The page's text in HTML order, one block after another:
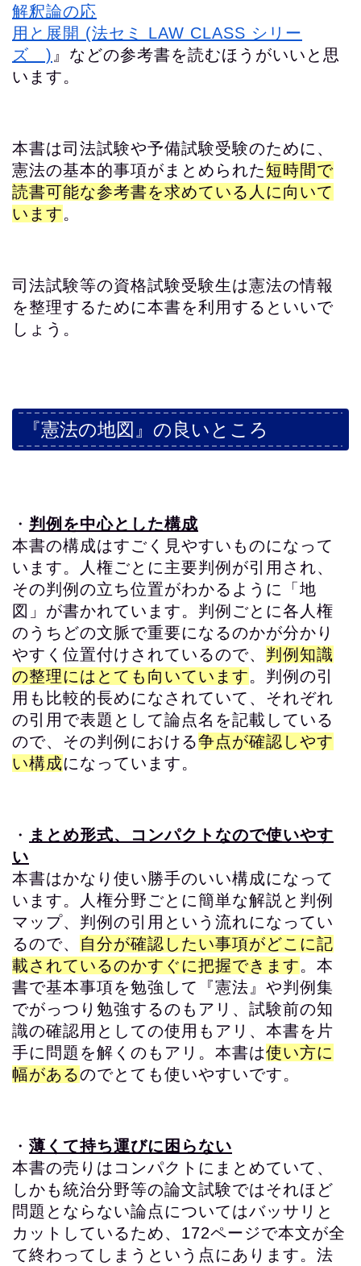
解釈論の応
用と展開 (法セミ LAW CLASS シリー
ズ ) 』などの参考書を読むほうがいいと思
います。
本書は司法試験や予備試験受験のために、
憲法の基本的事項がまとめられた短時間で
読書可能な参考書を求めている人に向いて
います。
司法試験等の資格試験受験生は憲法の情報
を整理するために本書を利用するといいで
しょう。
『憲法の地図』の良いところ
・ 判例を中心とした構成
本書の構成はすごく見やすいものになって
います。人権ごとに主要判例が引用され、
その判例の立ち位置がわかるように「地
図」が書かれています。判例ごとに各人権
のうちどの文脈で重要になるのかが分かり
やすく位置付けされているので、 判例知識
の整理にはとても向いています。判例の引
用も比較的長めになされていて、それぞれ
の引用で表題として論点名を記載している
ので、その判例における争点が確認しやす
い構成になっています。
・ まとめ形式、コンパクトなので使いやす
い
本書はかなり使い勝手のいい構成になって
います。人権分野ごとに簡単な解説と判例
マップ、判例の引用という流れになってい
るので、 自分が確認したい事項がどこに記
載されているのかすぐに把握できます。本
書で基本事項を勉強して『憲法』や判例集
でがっつり勉強するのもアリ、試験前の知
識の確認用としての使用もアリ、本書を片
手に問題を解くのもアリ。本書は使い方に
幅があるのでとても使いやすいです。
・ 薄くて持ち運びに困らない
本書の売りはコンパクトにまとめていて、
しかも統治分野等の論文試験ではそれほど
問題とならない論点についてはバッサリと
カットしているため、172ページで本文が全
て終わってしまうという点にあります。法